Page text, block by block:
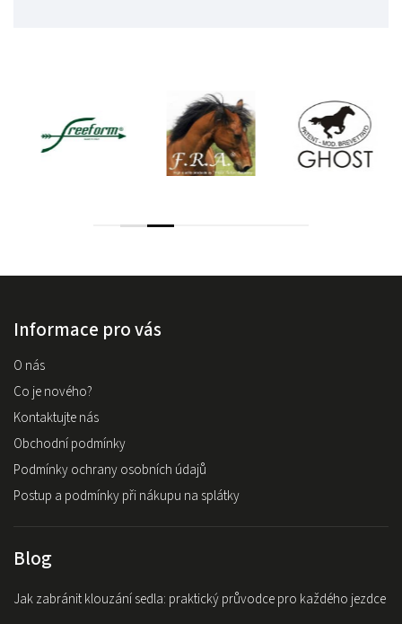
Informace pro vás
O nás
Co je nového?
Kontaktujte nás
Obchodní podmínky
Podmínky ochrany osobních údajů
Postup a podmínky při nákupu na splátky
Blog
Jak zabránit klouzání sedla: praktický průvodce pro každého jezdce